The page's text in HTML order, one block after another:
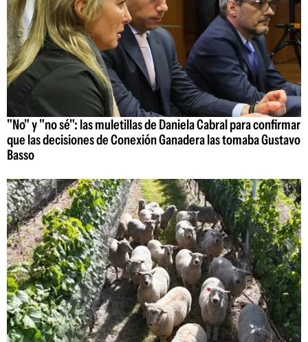
"No" y "no sé": las muletillas de Daniela Cabral para confirmar
que las decisiones de Conexión Ganadera las tomaba Gustavo
Basso